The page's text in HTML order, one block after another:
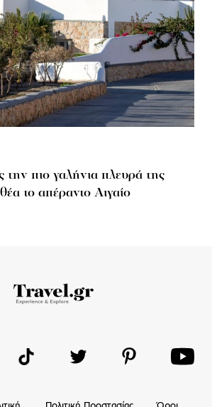
την πιο γαλήνια πλευρά της
το απέραντο Αιγαίο